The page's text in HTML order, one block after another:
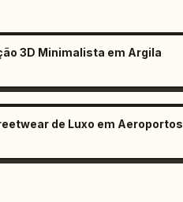
3D Minimalista em Argila
de Luxo em Aeroportos